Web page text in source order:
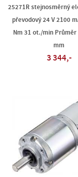
25271R stejnosměrný
převodový 24 V 2100
Nm 31 ot./min
mm
3 344,-